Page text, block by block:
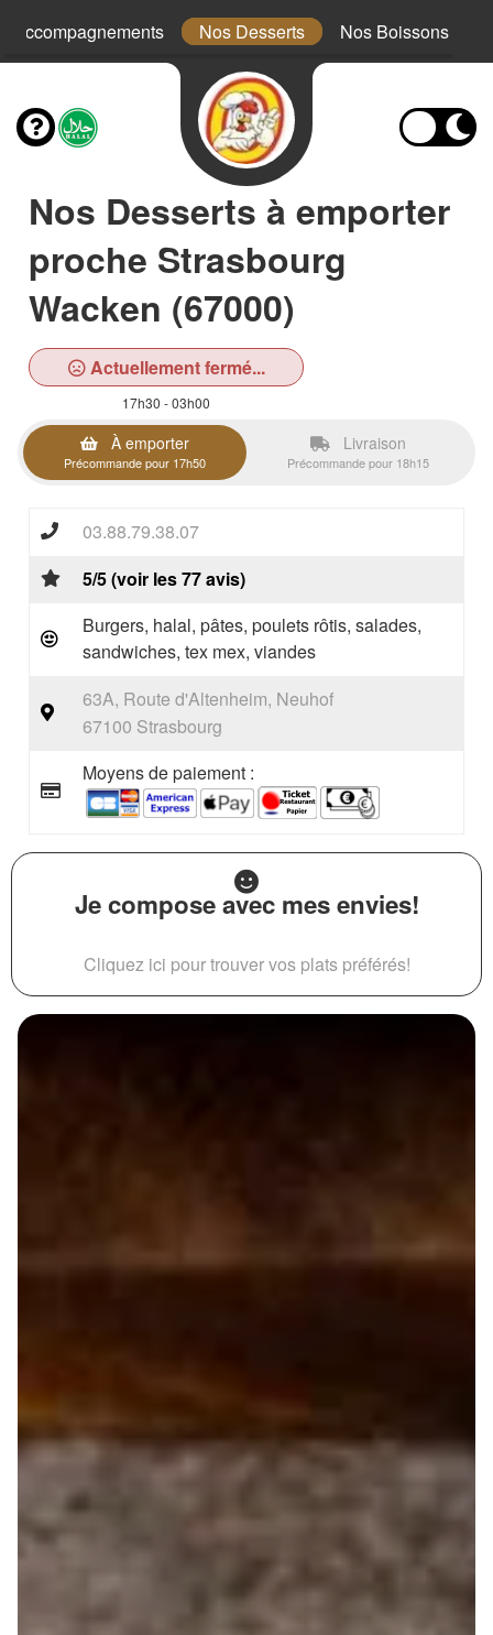
Accompagnements Nos Desserts Nos Boissons
Nos Desserts à emporter
proche Strasbourg
Wacken (67000)
Actuellement fermé...
17h30 - 03h00
À emporter
Précommande pour 17h50
Livraison
Précommande pour 18h15
03.88.79.38.07
5/5 (voir les 77 avis)
Burgers, halal, pâtes, poulets rôtis, salades,
sandwiches, tex mex, viandes
63A, Route d'Altenheim, Neuhof
67100 Strasbourg
Moyens de paiement :
Je compose avec mes envies!
Cliquez ici pour trouver vos plats préférés!